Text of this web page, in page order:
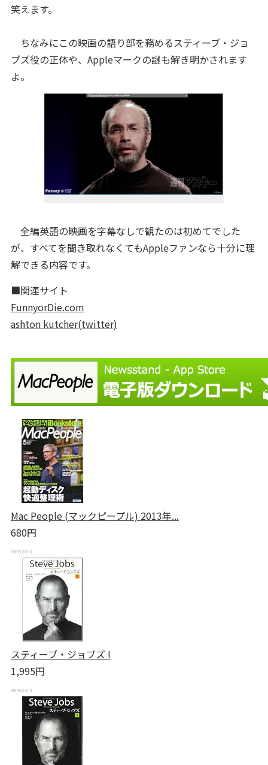
笑えます。
ちなみにこの映画の語り部を務めるスティーブ・ジョ
ブズ役の正体や、Appleマークの謎も解き明かされます
よ。
全編英語の映画を字幕なしで観たのは初めてでした
が、すべてを聞き取れなくてもAppleファンなら十分に理
解できる内容です。
■関連サイト
FunnyorDie.com
ashton kutcher(twitter)
Mac People (マックピープル) 2013年...
680円
スティーブ・ジョブズ I
1,995円